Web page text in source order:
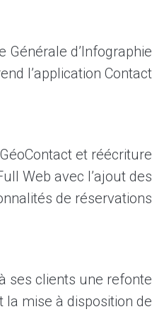
Générale d’Infographie
l’application Contact
et réécriture
Web avec l’ajout des
de réservations
ses clients une refonte
mise à disposition de